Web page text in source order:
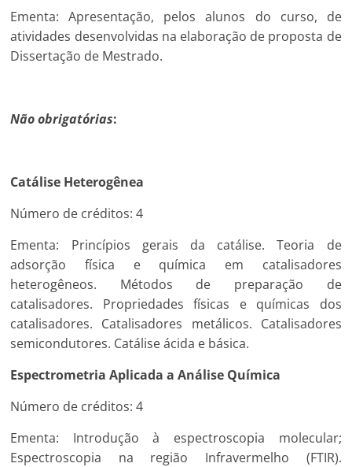
Ementa: Apresentação, pelos alunos do curso, de
atividades desenvolvidas na elaboração de proposta de
Dissertação de Mestrado.
Não obrigatórias:
Catálise Heterogênea
Número de créditos: 4
Ementa: Princípios gerais da catálise. Teoria de
adsorção física e química em catalisadores
heterogêneos. Métodos de preparação de
catalisadores. Propriedades físicas e químicas dos
catalisadores. Catalisadores metálicos. Catalisadores
semicondutores. Catálise ácida e básica.
Espectrometria Aplicada a Análise Química
Número de créditos: 4
Ementa: Introdução à espectroscopia molecular;
Espectroscopia na região Infravermelho (FTIR).